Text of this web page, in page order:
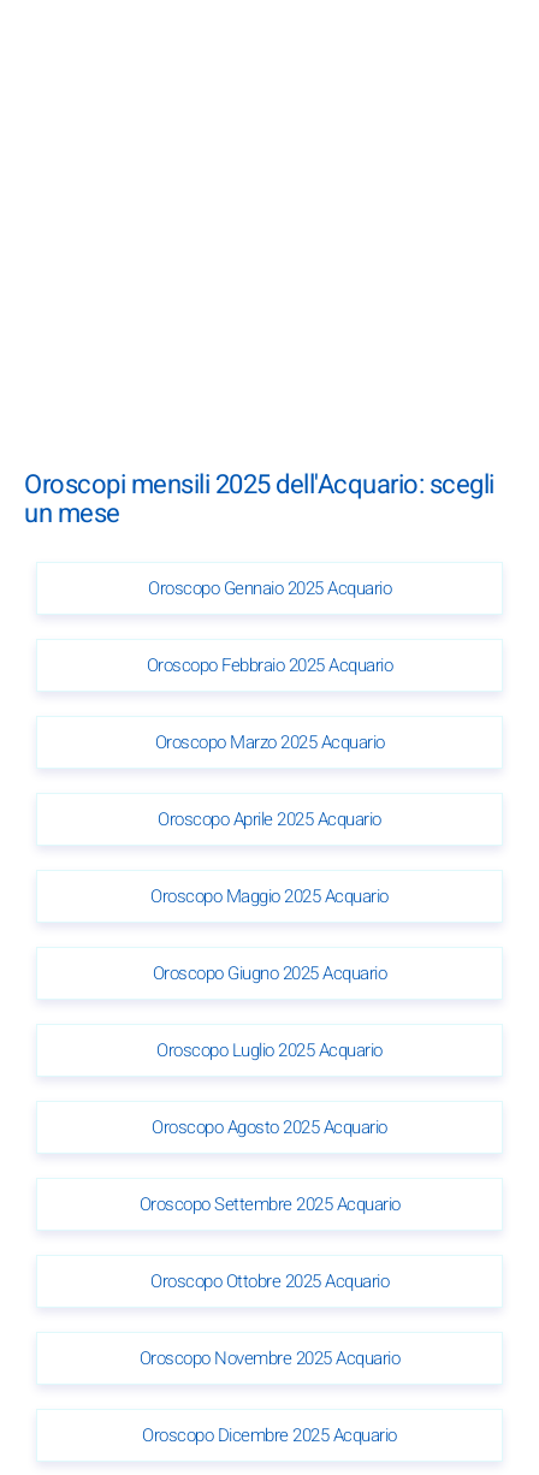
Oroscopi mensili 2025 dell'Acquario: scegli
un mese
Oroscopo Gennaio 2025 Acquario
Oroscopo Febbraio 2025 Acquario
Oroscopo Marzo 2025 Acquario
Oroscopo Aprile 2025 Acquario
Oroscopo Maggio 2025 Acquario
Oroscopo Giugno 2025 Acquario
Oroscopo Luglio 2025 Acquario
Oroscopo Agosto 2025 Acquario
Oroscopo Settembre 2025 Acquario
Oroscopo Ottobre 2025 Acquario
Oroscopo Novembre 2025 Acquario
Oroscopo Dicembre 2025 Acquario